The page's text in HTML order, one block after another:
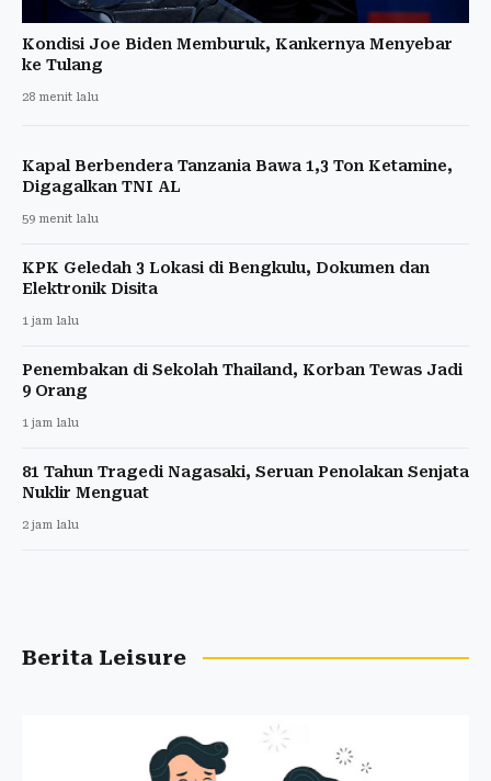
Kondisi Joe Biden Memburuk, Kankernya Menyebar
ke Tulang
28 menit lalu
Kapal Berbendera Tanzania Bawa 1,3 Ton Ketamine,
Digagalkan TNI AL
59 menit lalu
KPK Geledah 3 Lokasi di Bengkulu, Dokumen dan
Elektronik Disita
1 jam lalu
Penembakan di Sekolah Thailand, Korban Tewas Jadi
9 Orang
1 jam lalu
81 Tahun Tragedi Nagasaki, Seruan Penolakan Senjata
Nuklir Menguat
2 jam lalu
Berita Leisure